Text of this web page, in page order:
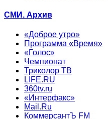
СМИ. Архив
«Доброе утро»
Программа «Время»
«Голос»
Чемпионат
Триколор ТВ
LIFE.RU
360tv.ru
«Интерфакс»
Mail.Ru
КоммерсантЪ FM